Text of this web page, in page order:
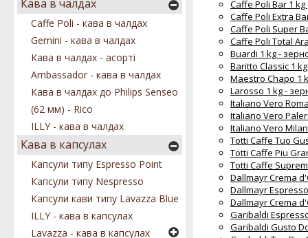
Caffe Poli Bar 1 kg
Caffe Poli Extra
Caffe Poli Super
Caffe Poli Total
Buardi 1 kg -
Baritto Classic 1
Maestro Chapo 1
Larosso 1 kg -
Italiano Vero
Italiano Vero
Italiano Vero
Totti Caffe Tuo
Totti Caffe Piu
Totti Caffe
Dallmayr Crema
Dallmayr
Dallmayr Crema
Garibaldi
Garibaldi Gusto
Кава в чалдах
Caffe Poli - кава в чалдах
Gemini - кава в чалдах
Кава в чалдах - асорті
Ambassador - кава в чалдах
Кава в чалдах до Philips Senseo
(62 мм) - Rico
ILLY - кава в чалдах
Кава в капсулах
Капсули типу Espresso Point
Капсули типу Nespresso
Капсули кави типу Lavazza Blue
ILLY - кава в капсулах
Lavazza - кава в капсулах